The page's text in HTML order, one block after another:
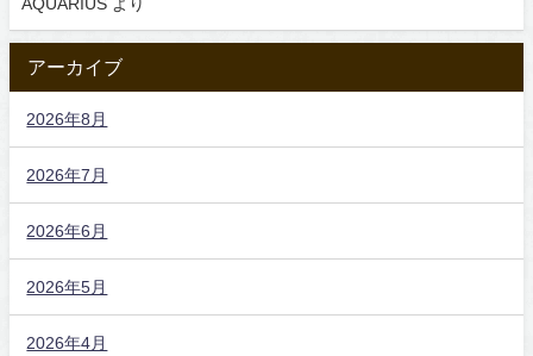
AQUARIUS より
アーカイブ
2026年8月
2026年7月
2026年6月
2026年5月
2026年4月